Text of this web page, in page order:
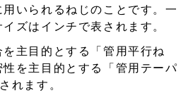
いられるねじのことです。一
ズはインチで表されます。
主目的とする「管用平行ね
を主目的とする「管用テーパ
れます。